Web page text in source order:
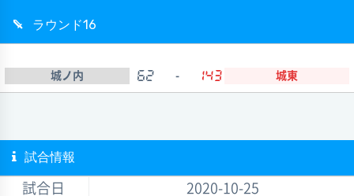
ラウンド16
城ノ内 62 - 143 城東
試合情報
試合日
2020-10-25